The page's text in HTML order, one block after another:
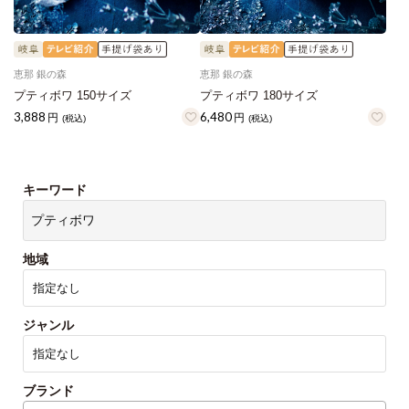
恵那 銀の森
プティボワ 150サイズ
3,888 円 (税込)
恵那 銀の森
プティボワ 180サイズ
6,480 円 (税込)
キーワード
地域
ジャンル
ブランド